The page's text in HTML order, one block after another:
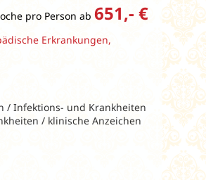
pro Person ab 651,- €
Erkrankungen,
/ Infektions- und Krankheiten
/ klinische Anzeichen